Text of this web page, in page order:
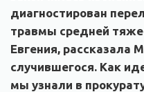
диагностирован
травмы средней
Евгения, рассказала
случившегося. Как
мы узнали в